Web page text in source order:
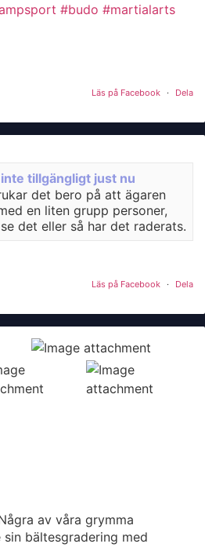
#budo #martialarts
Läs på Facebook · Dela
tillgängligt just nu
det bero på att ägaren
en liten grupp personer,
det eller så har det raderats.
Läs på Facebook · Dela
av våra grymma
bältesgradering med